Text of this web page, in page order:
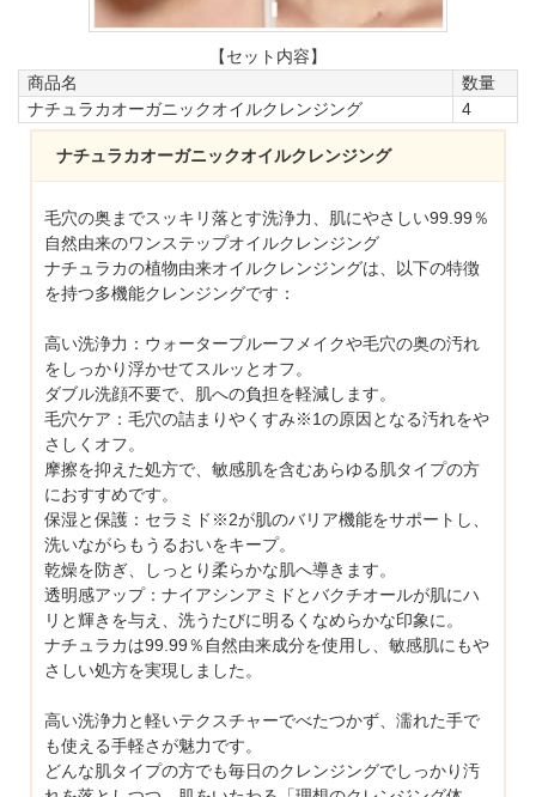
【セット内容】
商品名
数量
ナチュラカオーガニックオイルクレンジング
4
ナチュラカオーガニックオイルクレンジング
毛穴の奥までスッキリ落とす洗浄力、肌にやさしい99.99％
自然由来のワンステップオイルクレンジング
ナチュラカの植物由来オイルクレンジングは、以下の特徴
を持つ多機能クレンジングです：
高い洗浄力：ウォータープルーフメイクや毛穴の奥の汚れ
をしっかり浮かせてスルッとオフ。
ダブル洗顔不要で、肌への負担を軽減します。
毛穴ケア：毛穴の詰まりやくすみ※1の原因となる汚れをや
さしくオフ。
摩擦を抑えた処方で、敏感肌を含むあらゆる肌タイプの方
におすすめです。
保湿と保護：セラミド※2が肌のバリア機能をサポートし、
洗いながらもうるおいをキープ。
乾燥を防ぎ、しっとり柔らかな肌へ導きます。
透明感アップ：ナイアシンアミドとバクチオールが肌にハ
リと輝きを与え、洗うたびに明るくなめらかな印象に。
ナチュラカは99.99％自然由来成分を使用し、敏感肌にもや
さしい処方を実現しました。
高い洗浄力と軽いテクスチャーでべたつかず、濡れた手で
も使える手軽さが魅力です。
どんな肌タイプの方でも毎日のクレンジングでしっかり汚